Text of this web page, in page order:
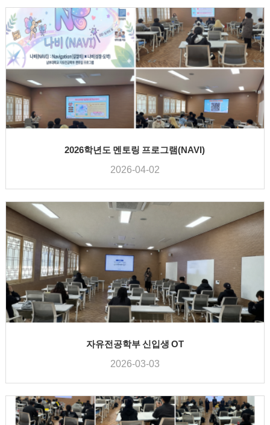
2026학년도 멘토링 프로그램(NAVI)
2026-04-02
자유전공학부 신입생 OT
2026-03-03